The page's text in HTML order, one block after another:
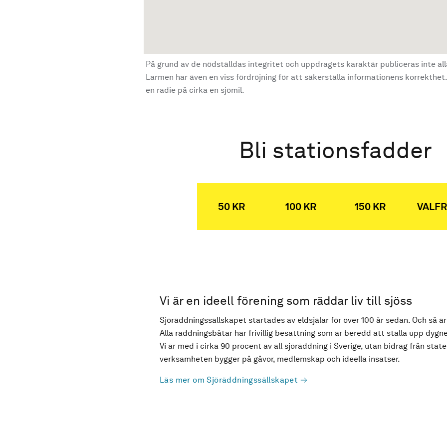
På grund av de nödställdas integritet och uppdragets karaktär publiceras inte
Larmen har även en viss fördröjning för att säkerställa informationens
en radie på cirka en sjömil.
Bli stationsfadder
50 KR 100 KR 150 KR
Vi är en ideell förening som räddar liv till sjöss
Sjöräddningssällskapet startades av eldsjälar för över 100 år sedan. Och så
Alla räddningsbåtar har frivillig besättning som är beredd att ställa upp
Vi är med i cirka 90 procent av all sjöräddning i Sverige, utan bidrag från
verksamheten bygger på gåvor, medlemskap och ideella insatser.
Läs mer om Sjöräddningssällskapet